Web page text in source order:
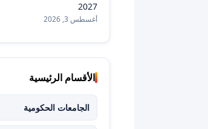
2027
أغسطس 3, 2026
الأقسام الرئيسية
الجامعات الحكومية